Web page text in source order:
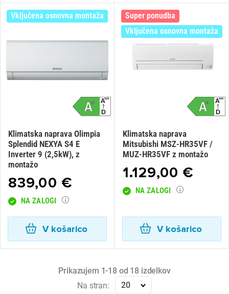
Vključena osnovna montaža
Klimatska naprava Olimpia
Splendid NEXYA S4 E
Inverter 9 (2,5kW), z
montažo
839,00 €
NA ZALOGI
V košarico
Super ponudba
Vključena osnovna montaža
Klimatska naprava
Mitsubishi MSZ-HR35VF /
MUZ-HR35VF z montažo
1.129,00 €
NA ZALOGI
V košarico
Prikazujem 1-18 od 18 izdelkov
Na stran:
20